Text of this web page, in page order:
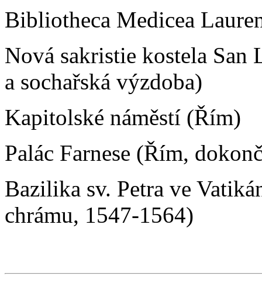
Bibliotheca Medicea
Nová sakristie kostela San
a sochařská výzdoba)
Kapitolské náměstí (Řím)
Palác Farnese (Řím,
Bazilika sv. Petra ve
chrámu, 1547-1564)